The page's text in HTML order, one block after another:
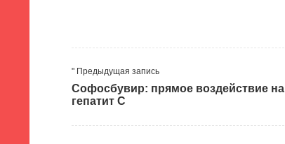
" Предыдущая запись
Софосбувир: прямое воздействие на
гепатит С